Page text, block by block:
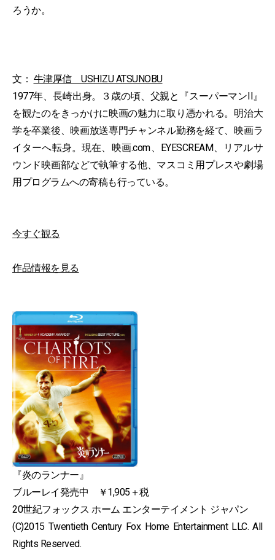
ろうか。
文： 牛津厚信 USHIZU ATSUNOBU
1977年、長崎出身。３歳の頃、父親と『スーパーマンII』
を観たのをきっかけに映画の魅力に取り憑かれる。明治大
学を卒業後、映画放送専門チャンネル勤務を経て、映画ラ
イターへ転身。現在、映画.com、EYESCREAM、リアルサ
ウンド映画部などで執筆する他、マスコミ用プレスや劇場
用プログラムへの寄稿も行っている。
今すぐ観る
作品情報を見る
『炎のランナー』
ブルーレイ発売中 ￥1,905＋税
20世紀フォックス ホーム エンターテイメント ジャパン
(C)2015 Twentieth Century Fox Home Entertainment LLC. All
Rights Reserved.